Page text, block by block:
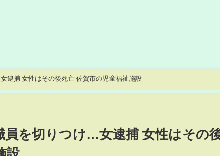
【殺害しようと】女性職員を切りつけ…女逮捕 女性はその後死亡 佐賀市の児童福祉施設
員を切りつけ…女逮捕 女性はその
設